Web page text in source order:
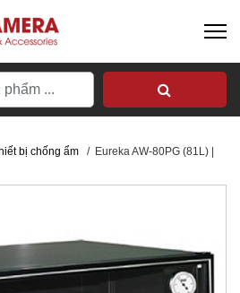
bị chống ẩm / Eureka AW-80PG (81L) |